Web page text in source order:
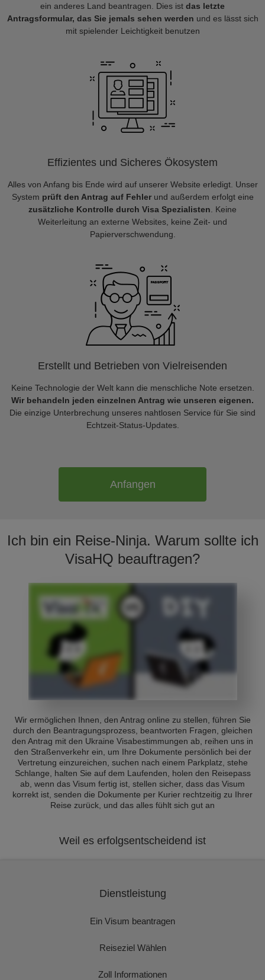
ein anderes Land beantragen. Dies ist das letzte
Antragsformular, das Sie jemals sehen werden und es lässt sich
mit spielender Leichtigkeit benutzen
Effizientes und Sicheres Ökosystem
Alles von Anfang bis Ende wird auf unserer Website erledigt. Unser
System prüft den Antrag auf Fehlerund außerdem erfolgt eine
zusätzliche Kontrolle durch Visa Spezialisten . Keine
Weiterleitung an externe Websites, keine Zeit- und
Papierverschwendung.
Erstellt und Betrieben von Vielreisenden
Keine Technologie der Welt kann die menschliche Note ersetzen.
Wir behandeln jeden einzelnen Antrag wie unseren eigenen.
Die einzige Unterbrechung unseres nahtlosen Service für Sie sind
Echtzeit-Status-Updates.
Anfangen
Ich bin ein Reise-Ninja. Warum sollte ich
VisaHQ beauftragen?
Wir ermöglichen Ihnen, den Antrag online zu stellen, führen Sie
durch den Beantragungsprozess, beantworten Fragen, gleichen
den Antrag mit den Ukraine Visabestimmungen ab, reihen uns in
den Straßenverkehr ein, um Ihre Dokumente persönlich bei der
Vertretung einzureichen, suchen nach einem Parkplatz, stehe
Schlange, halten Sie auf dem Laufenden, holen den Reisepass
ab, wenn das Visum fertig ist, stellen sicher, dass das Visum
korrekt ist, senden die Dokumente per Kurier rechtzeitig zu Ihrer
Reise zurück, und das alles fühlt sich gut an
Weil es erfolgsentscheidend ist
Dienstleistung
Ein Visum beantragen
Reiseziel Wählen
Zoll Informationen